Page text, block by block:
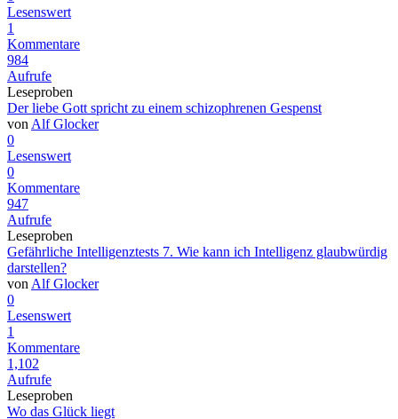
Lesenswert
1
Kommentare
984
Aufrufe
Leseproben
Der liebe Gott spricht zu einem schizophrenen Gespenst
von Alf Glocker
0
Lesenswert
0
Kommentare
947
Aufrufe
Leseproben
Gefährliche Intelligenztests 7. Wie kann ich Intelligenz glaubwürdig
darstellen?
von Alf Glocker
0
Lesenswert
1
Kommentare
1,102
Aufrufe
Leseproben
Wo das Glück liegt